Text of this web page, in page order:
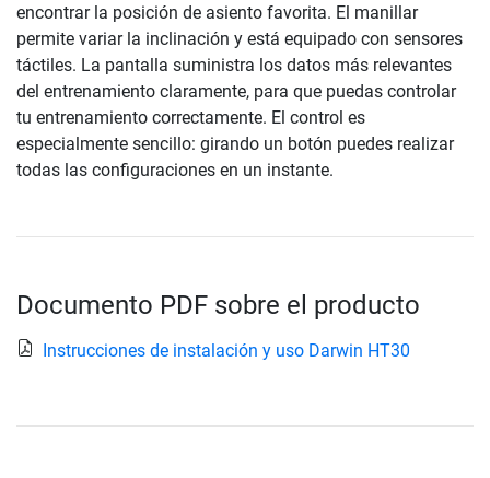
encontrar la posición de asiento favorita. El manillar
permite variar la inclinación y está equipado con sensores
táctiles. La pantalla suministra los datos más relevantes
del entrenamiento claramente, para que puedas controlar
tu entrenamiento correctamente. El control es
especialmente sencillo: girando un botón puedes realizar
todas las configuraciones en un instante.
Documento PDF sobre el producto
Instrucciones de instalación y uso Darwin HT30